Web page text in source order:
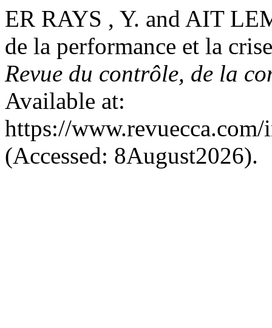
ER RAYS , Y. and AIT
de la performance et la
Revue du contrôle, de la
Available at:
https://
(Accessed: 8August2026).